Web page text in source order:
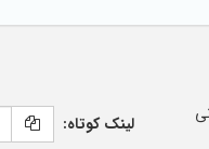
لینک کوتاه: